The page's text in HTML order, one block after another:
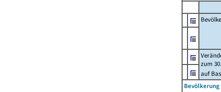
zum
auf
Bevölkerung